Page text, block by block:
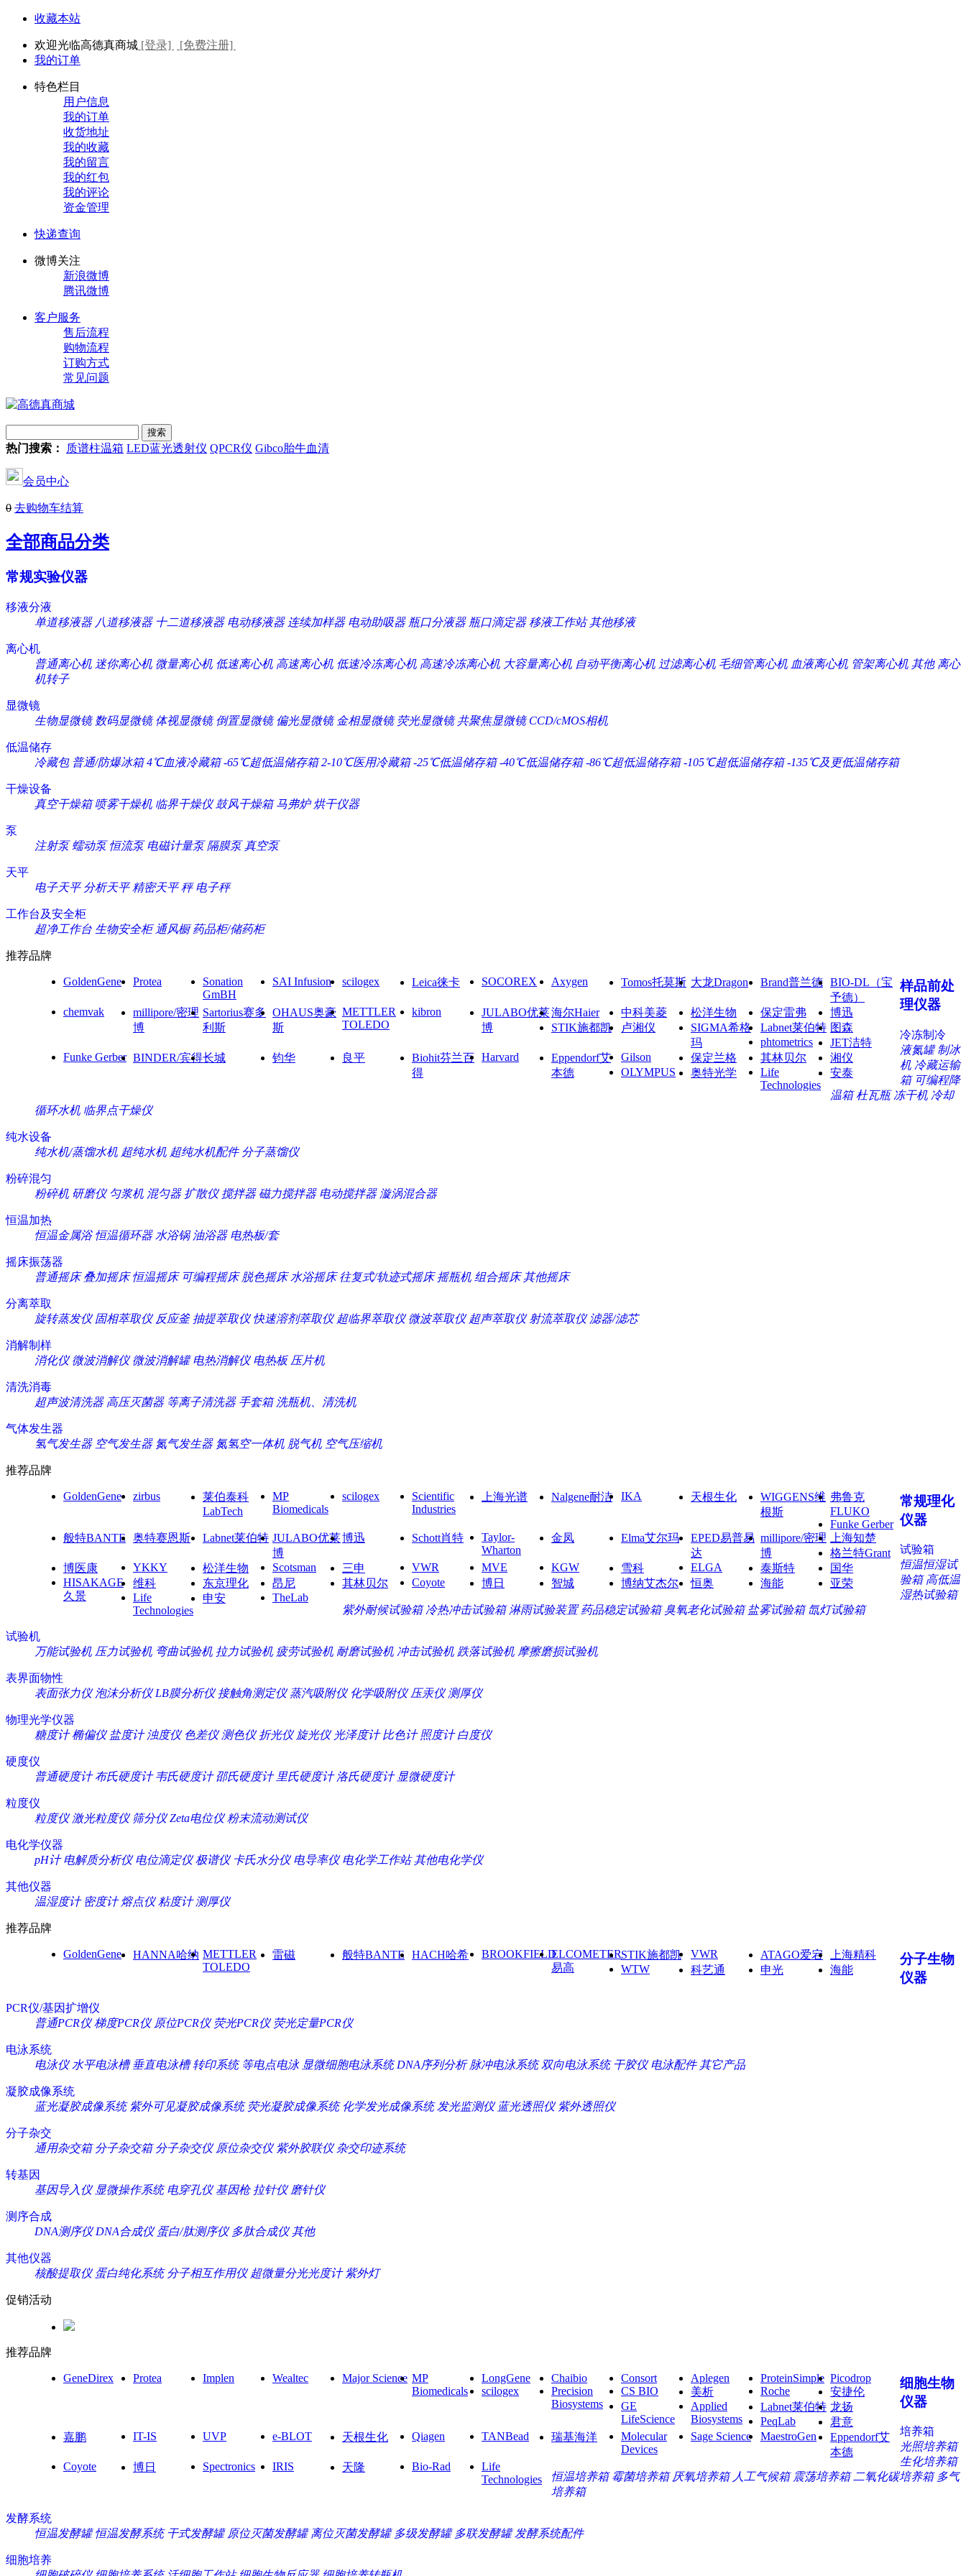
收藏本站
欢迎光临高德真商城 [登录]
[免费注册]
我的订单
特色栏目
用户信息
我的订单
收货地址
我的收藏
我的留言
我的红包
我的评论
资金管理
快递查询
微博关注
新浪微博
腾讯微博
客户服务
售后流程
购物流程
订购方式
常见问题
热门搜索： 质谱柱温箱 LED蓝光透射仪 QPCR仪 Gibco胎牛血清
会员中心
0 去购物车结算
全部商品分类
常规实验仪器
移液分液
单道移液器 八道移液器 十二道移液器 电动移液器 连续加样器 电动助吸器 瓶口分液器 瓶口滴定器 移液工作站 其他移液
离心机
普通离心机 迷你离心机 微量离心机 低速离心机 高速离心机 低速冷冻离心机 高速冷冻离心机 大容量离心机 自动平衡离心机 过滤离心机 毛细管离心机 血液离心机 管架离心机 其他 离心
机转子
显微镜
生物显微镜 数码显微镜 体视显微镜 倒置显微镜 偏光显微镜 金相显微镜 荧光显微镜 共聚焦显微镜 CCD/cMOS相机
低温储存
冷藏包 普通/防爆冰箱 4℃血液冷藏箱 -65℃超低温储存箱 2-10℃医用冷藏箱 -25℃低温储存箱 -40℃低温储存箱 -86℃超低温储存箱 -105℃超低温储存箱 -135℃及更低温储存箱
干燥设备
真空干燥箱 喷雾干燥机 临界干燥仪 鼓风干燥箱 马弗炉 烘干仪器
泵
注射泵 蠕动泵 恒流泵 电磁计量泵 隔膜泵 真空泵
天平
电子天平 分析天平 精密天平 秤 电子秤
工作台及安全柜
超净工作台 生物安全柜 通风橱 药品柜/储药柜
推荐品牌
GoldenGene Protea
Sonation
GmBH
SAI Infusion scilogex Leica徕卡 SOCOREX Axygen Tomos托莫斯 大龙Dragon Brand普兰德 BIO-DL（宝
予德）
chemvak
millipore/密理
博
Sartorius赛多
利斯
OHAUS奥豪
斯
METTLER
TOLEDO
kibron
JULABO优莱
博
海尔Haier 中科美菱 松洋生物 保定雷弗
博迅
STIK施都凯
卢湘仪
SIGMA希格
玛
Labnet莱伯特 图森
phtometrics
JET洁特
Funke Gerber BINDER/宾得长城 钧华 良平
Biohit芬兰百
得
Harvard
Eppendorf艾
本德
Gilson 保定兰格 其林贝尔
湘仪
OLYMPUS
奥特光学
Life
Technologies
安泰
样品前处
理仪器
冷冻制冷
液氮罐 制冰
机 冷藏运输
箱 可编程降
温箱 杜瓦瓶 冻干机 冷却
循环水机 临界点干燥仪
纯水设备
纯水机/蒸馏水机 超纯水机 超纯水机配件 分子蒸馏仪
粉碎混匀
粉碎机 研磨仪 匀浆机 混匀器 扩散仪 搅拌器 磁力搅拌器 电动搅拌器 漩涡混合器
恒温加热
恒温金属浴 恒温循环器 水浴锅 油浴器 电热板/套
摇床振荡器
普通摇床 叠加摇床 恒温摇床 可编程摇床 脱色摇床 水浴摇床 往复式/轨迹式摇床 摇瓶机 组合摇床 其他摇床
分离萃取
旋转蒸发仪 固相萃取仪 反应釜 抽提萃取仪 快速溶剂萃取仪 超临界萃取仪 微波萃取仪 超声萃取仪 射流萃取仪 滤器/滤芯
消解制样
消化仪 微波消解仪 微波消解罐 电热消解仪 电热板 压片机
清洗消毒
超声波清洗器 高压灭菌器 等离子清洗器 手套箱 洗瓶机、清洗机
气体发生器
氢气发生器 空气发生器 氮气发生器 氮氢空一体机 脱气机 空气压缩机
推荐品牌
GoldenGene zirbus
莱伯泰科
LabTech
MP
Biomedicals
scilogex
Scientific
Industries
上海光谱 Nalgene耐洁 IKA 天根生化
WIGGENS维
根斯
弗鲁克
FLUKO
Funke Gerber
般特BANTE
奥特赛恩斯 Labnet莱伯特 JULABO优莱
博
博迅 Schott肖特
Taylor-
Wharton
金凤 Elma艾尔玛
EPED易普易
达
millipore/密理
博
上海知楚
格兰特Grant
博医康
YKKY 松洋生物 Scotsman 三申 VWR MVE KGW 雪科 ELGA 泰斯特
国华
HISAKAGE
久景
维科 东京理化 昂尼 其林贝尔 Coyote 博日 智城 博纳艾杰尔 恒奥 海能
亚荣
Life
Technologies
申安 TheLab
常规理化
仪器
试验箱
恒温恒湿试
验箱 高低温
湿热试验箱
紫外耐候试验箱 冷热冲击试验箱 淋雨试验装置 药品稳定试验箱 臭氧老化试验箱 盐雾试验箱 氙灯试验箱
试验机
万能试验机 压力试验机 弯曲试验机 拉力试验机 疲劳试验机 耐磨试验机 冲击试验机 跌落试验机 摩擦磨损试验机
表界面物性
表面张力仪 泡沫分析仪 LB膜分析仪 接触角测定仪 蒸汽吸附仪 化学吸附仪 压汞仪 测厚仪
物理光学仪器
糖度计 椭偏仪 盐度计 浊度仪 色差仪 测色仪 折光仪 旋光仪 光泽度计 比色计 照度计 白度仪
硬度仪
普通硬度计 布氏硬度计 韦氏硬度计 邵氏硬度计 里氏硬度计 洛氏硬度计 显微硬度计
粒度仪
粒度仪 激光粒度仪 筛分仪 Zeta电位仪 粉末流动测试仪
电化学仪器
pH计 电解质分析仪 电位滴定仪 极谱仪 卡氏水分仪 电导率仪 电化学工作站 其他电化学仪
其他仪器
温湿度计 密度计 熔点仪 粘度计 测厚仪
推荐品牌
GoldenGene HANNA哈纳 METTLER
TOLEDO
雷磁 般特BANTE HACH哈希 BROOKFIELDELCOMETER
易高
STIK施都凯 VWR ATAGO爱宕 上海精科
WTW
科艺通 申光 海能
分子生物
仪器
PCR仪/基因扩增仪
普通PCR仪 梯度PCR仪 原位PCR仪 荧光PCR仪 荧光定量PCR仪
电泳系统
电泳仪 水平电泳槽 垂直电泳槽 转印系统 等电点电泳 显微细胞电泳系统 DNA序列分析 脉冲电泳系统 双向电泳系统 干胶仪 电泳配件 其它产品
凝胶成像系统
蓝光凝胶成像系统 紫外可见凝胶成像系统 荧光凝胶成像系统 化学发光成像系统 发光监测仪 蓝光透照仪 紫外透照仪
分子杂交
通用杂交箱 分子杂交箱 分子杂交仪 原位杂交仪 紫外胶联仪 杂交印迹系统
转基因
基因导入仪 显微操作系统 电穿孔仪 基因枪 拉针仪 磨针仪
测序合成
DNA测序仪 DNA合成仪 蛋白/肽测序仪 多肽合成仪 其他
其他仪器
核酸提取仪 蛋白纯化系统 分子相互作用仪 超微量分光光度计 紫外灯
促销活动
推荐品牌
GeneDirex Protea Implen Wealtec Major Science MP
Biomedicals
LongGene Chaibio Consort Aplegen ProteinSimple Picodrop
scilogex
Precision
Biosystems
CS BIO 美析 Roche
安捷伦
GE
LifeScience
Applied
Biosystems
Labnet莱伯特 龙扬
PeqLab
君意
嘉鹏
IT-IS UVP e-BLOT 天根生化 Qiagen TANBead 瑞基海洋
Molecular
Devices
Sage Science MaestroGen
Eppendorf艾
本德
Coyote
博日 Spectronics IRIS 天隆 Bio-Rad
Life
Technologies
细胞生物
仪器
培养箱
光照培养箱
生化培养箱
恒温培养箱 霉菌培养箱 厌氧培养箱 人工气候箱 震荡培养箱 二氧化碳培养箱 多气
培养箱
发酵系统
恒温发酵罐 恒温发酵系统 干式发酵罐 原位灭菌发酵罐 离位灭菌发酵罐 多级发酵罐 多联发酵罐 发酵系统配件
细胞培养